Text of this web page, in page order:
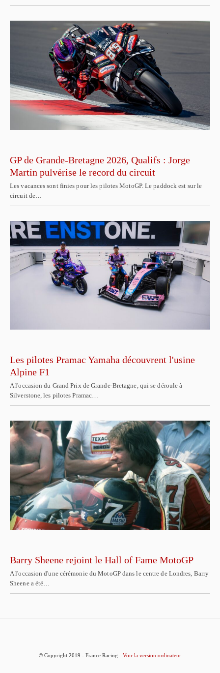
GP de Grande-Bretagne 2026, Qualifs : Jorge
Martín pulvérise le record du circuit
Les vacances sont finies pour les pilotes MotoGP. Le paddock est sur le
circuit de…
Les pilotes Pramac Yamaha découvrent l'usine
Alpine F1
A l'occasion du Grand Prix de Grande-Bretagne, qui se déroule à
Silverstone, les pilotes Pramac…
Barry Sheene rejoint le Hall of Fame MotoGP
A l'occasion d'une cérémonie du MotoGP dans le centre de Londres, Barry
Sheene a été…
© Copyright 2019 - France Racing Voir la version ordinateur